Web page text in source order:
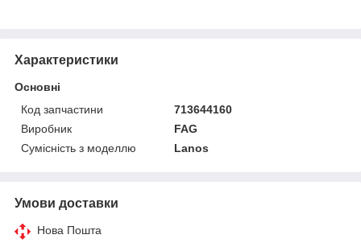
Характеристики
Основні
Код запчастини
713644160
Виробник
FAG
Сумісність з моделлю
Lanos
Умови доставки
Нова Пошта